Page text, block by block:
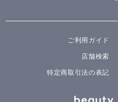
ご利用ガイド
店舗検索
特定商取引法の表記